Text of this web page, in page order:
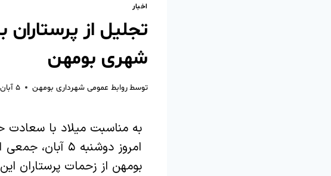
اخبار
تجلیل از
شهری بومهن
توسطروابط عمومی شهرداری بومهن ۵ آبان ۱۴۰۴
به مناسبت میلاد با سعادت
امروز دوشنبه
بومهن از زحمات پرستاران